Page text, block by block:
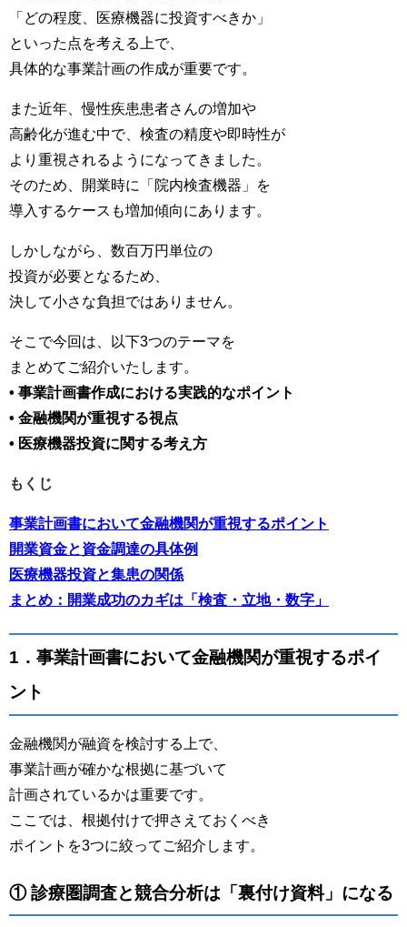
「どの程度、医療機器に投資すべきか」
といった点を考える上で、
具体的な事業計画の作成が重要です。
また近年、慢性疾患患者さんの増加や
高齢化が進む中で、検査の精度や即時性が
より重視されるようになってきました。
そのため、開業時に「院内検査機器」を
導入するケースも増加傾向にあります。
しかしながら、数百万円単位の
投資が必要となるため、
決して小さな負担ではありません。
そこで今回は、以下3つのテーマを
まとめてご紹介いたします。
• 事業計画書作成における実践的なポイント
• 金融機関が重視する視点
• 医療機器投資に関する考え方
もくじ
事業計画書において金融機関が重視するポイント
開業資金と資金調達の具体例
医療機器投資と集患の関係
まとめ：開業成功のカギは「検査・立地・数字」
1．事業計画書において金融機関が重視するポイ
ント
金融機関が融資を検討する上で、
事業計画が確かな根拠に基づいて
計画されているかは重要です。
ここでは、根拠付けで押さえておくべき
ポイントを3つに絞ってご紹介します。
① 診療圏調査と競合分析は「裏付け資料」になる